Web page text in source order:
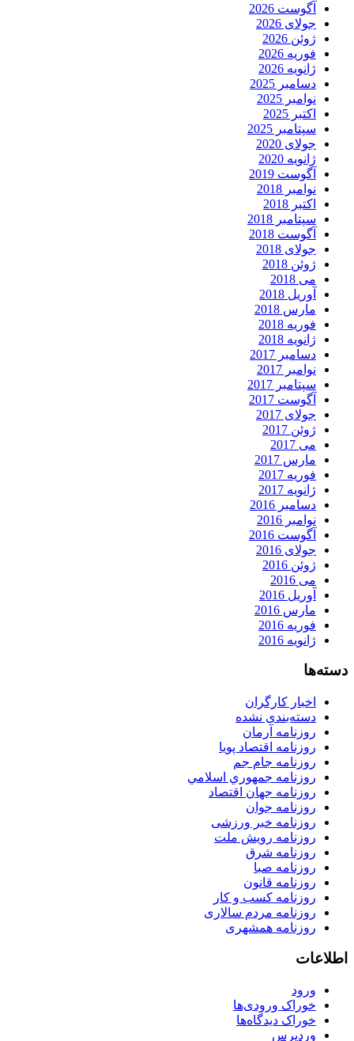
آگوست 2026
جولای 2026
ژوئن 2026
فوریه 2026
ژانویه 2026
دسامبر 2025
نوامبر 2025
اکتبر 2025
سپتامبر 2025
جولای 2020
ژانویه 2020
آگوست 2019
نوامبر 2018
اکتبر 2018
سپتامبر 2018
آگوست 2018
جولای 2018
ژوئن 2018
می 2018
آوریل 2018
مارس 2018
فوریه 2018
ژانویه 2018
دسامبر 2017
نوامبر 2017
سپتامبر 2017
آگوست 2017
جولای 2017
ژوئن 2017
می 2017
مارس 2017
فوریه 2017
ژانویه 2017
دسامبر 2016
نوامبر 2016
آگوست 2016
جولای 2016
ژوئن 2016
می 2016
آوریل 2016
مارس 2016
فوریه 2016
ژانویه 2016
دسته‌ها
اخبار کارگران
دسته‌بندی نشده
روزنامه آرمان
روزنامه اقتصاد پویا
روزنامه جام جم
روزنامه جمهوري اسلامي
روزنامه جهان اقتصاد
روزنامه جوان
روزنامه خبر ورزشى
روزنامه رویش ملت
روزنامه شرق
روزنامه صبا
روزنامه قانون
روزنامه كسب و كار
روزنامه مردم سالاری
روزنامه همشهری
اطلاعات
ورود
خوراک ورودی‌ها
خوراک دیدگاه‌ها
وردپرس